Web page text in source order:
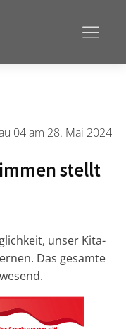
04am 28. Mai 2024
stellt
unser Kita-
Das gesamte